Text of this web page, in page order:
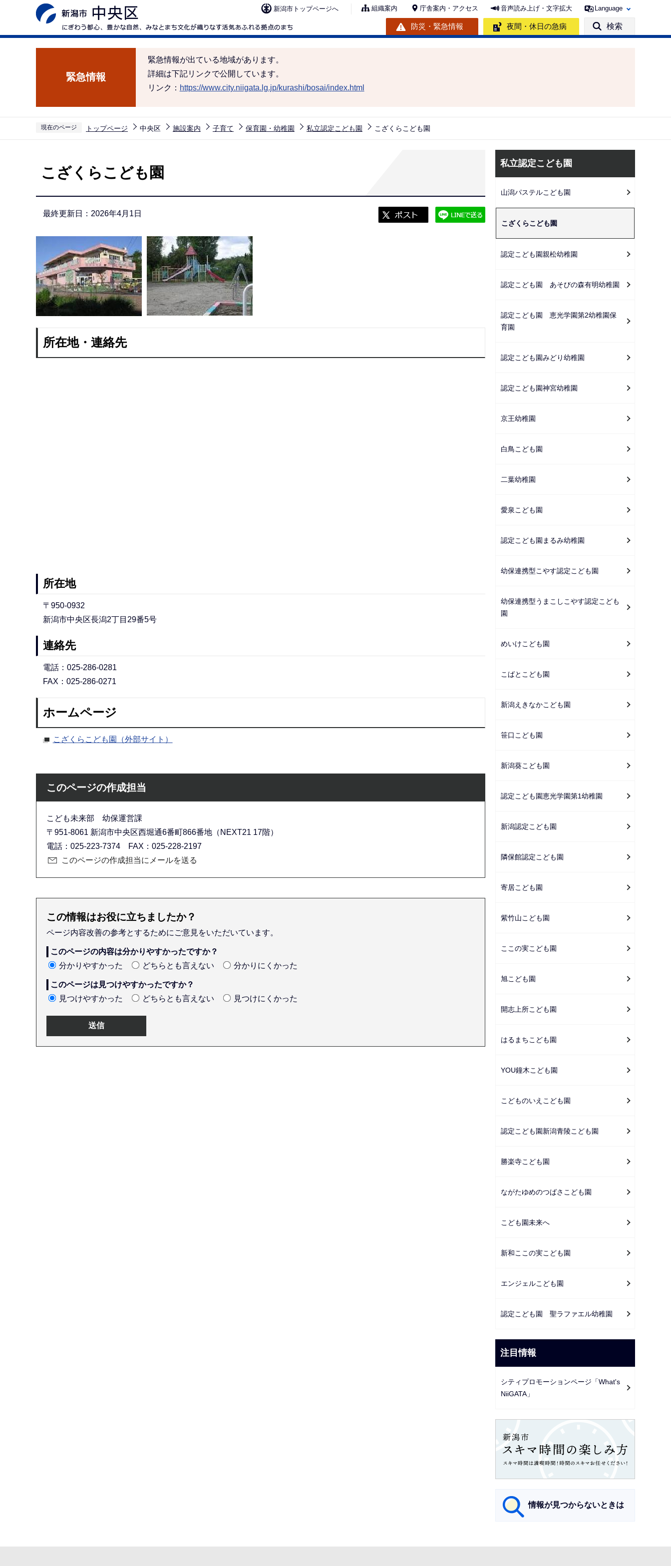
ペ
新潟市トップページへ 組織案内 庁舎案内・アクセス 音声読み上げ・文字拡大 Language
防災・緊急情報 夜間・休日の急病 検索
緊急情報
緊急情報が出ている地域があります。
詳細は下記リンクで公開しています。
リンク： https://www.city.niigata.lg.jp/kurashi/bosai/index.html
現在のページ トップページ 中央区 施設案内 子育て 保育園・幼稚園 私立認定こども園 こざくらこども園
こざくらこども園
最終更新日：2026年4月1日
所在地・連絡先
所在地
〒950-0932
新潟市中央区長潟2丁目29番5号
連絡先
電話：025-286-0281
FAX：025-286-0271
ホームページ
こざくらこども園（外部サイト）
このページの作成担当
こども未来部 幼保運営課
〒951-8061 新潟市中央区西堀通6番町866番地（NEXT21 17階）
電話：025-223-7374 FAX：025-228-2197
このページの作成担当にメールを送る
この情報はお役に立ちましたか？
ページ内容改善の参考とするためにご意見をいただいています。
このページの内容は分かりやすかったですか？
分かりやすかった
どちらとも言えない 分かりにくかった
このページは見つけやすかったですか？
見つけやすかった
どちらとも言えない 見つけにくかった
ブ
ー
シ
ョ
こ
か
ら
私立認定こども園
山潟パステルこども園
こざくらこども園
認定こども園親松幼稚園
認定こども園 あそびの森有明幼稚園
認定こども園 恵光学園第2幼稚園保
育園
認定こども園みどり幼稚園
認定こども園神宮幼稚園
京王幼稚園
白鳥こども園
二葉幼稚園
愛泉こども園
認定こども園まるみ幼稚園
幼保連携型こやす認定こども園
幼保連携型うまこしこやす認定こども
園
めいけこども園
こばとこども園
新潟えきなかこども園
笹口こども園
新潟葵こども園
認定こども園恵光学園第1幼稚園
新潟認定こども園
隣保館認定こども園
寄居こども園
紫竹山こども園
ここの実こども園
旭こども園
開志上所こども園
はるまちこども園
YOU鐘木こども園
こどものいえこども園
認定こども園新潟青陵こども園
勝楽寺こども園
ながたゆめのつばさこども園
こども園未来へ
新和ここの実こども園
エンジェルこども園
認定こども園 聖ラファエル幼稚園
注目情報
シティプロモーションページ「What's
NiiGATA」
情報が見つからないときは